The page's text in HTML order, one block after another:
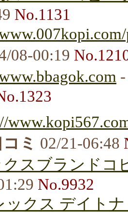
No.1131
08-00:19
ミ 02/21-06:48
クスブランドコ
No.9932
ックス デイトナ